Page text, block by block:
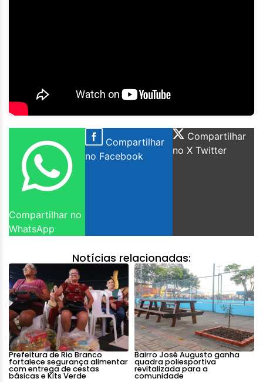
Compartilhar no
WhatsApp
Compartilhar
no Facebook
Compartilhar
no X Twitter
Notícias relacionadas:
Prefeitura de Rio Branco
fortalece segurança alimentar
com entrega de cestas
básicas e Kits Verde
Bairro José Augusto ganha
quadra poliesportiva
revitalizada para a
comunidade